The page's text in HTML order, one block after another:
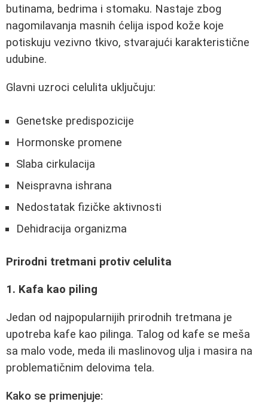
butinama, bedrima i stomaku. Nastaje zbog
nagomilavanja masnih ćelija ispod kože koje
potiskuju vezivno tkivo, stvarajući karakteristične
udubine.
Glavni uzroci celulita uključuju:
Genetske predispozicije
Hormonske promene
Slaba cirkulacija
Neispravna ishrana
Nedostatak fizičke aktivnosti
Dehidracija organizma
Prirodni tretmani protiv celulita
1. Kafa kao piling
Jedan od najpopularnijih prirodnih tretmana je
upotreba kafe kao pilinga. Talog od kafe se meša
sa malo vode, meda ili maslinovog ulja i masira na
problematičnim delovima tela.
Kako se primenjuje: